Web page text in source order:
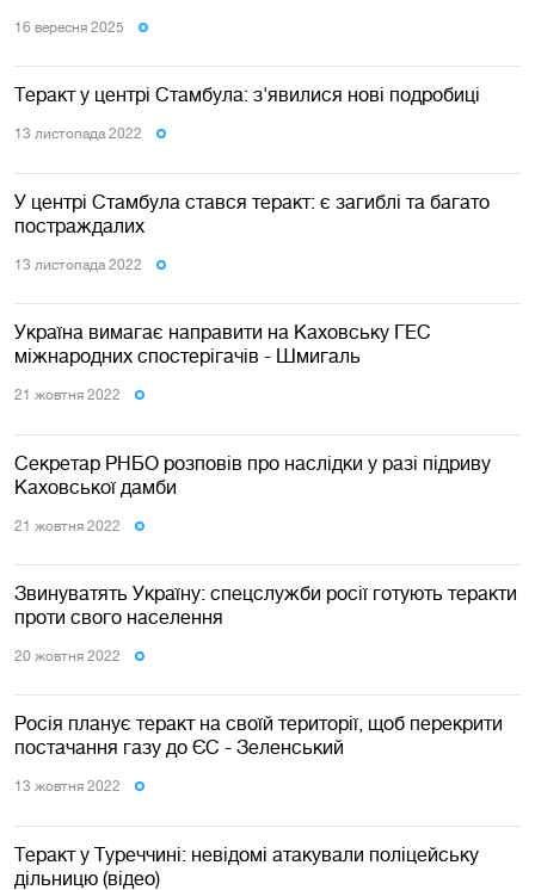
16 вересня 2025
Теракт у центрі Стамбула: з'явилися нові подробиці
13 листопада 2022
У центрі Стамбула стався теракт: є загиблі та багато
постраждалих
13 листопада 2022
Україна вимагає направити на Каховську ГЕС
міжнародних спостерігачів - Шмигаль
21 жовтня 2022
Секретар РНБО розповів про наслідки у разі підриву
Каховської дамби
21 жовтня 2022
Звинуватять Україну: спецслужби росії готують теракти
проти свого населення
20 жовтня 2022
Росія планує теракт на своїй території, щоб перекрити
постачання газу до ЄС - Зеленський
13 жовтня 2022
Теракт у Туреччині: невідомі атакували поліцейську
дільницю (відео)